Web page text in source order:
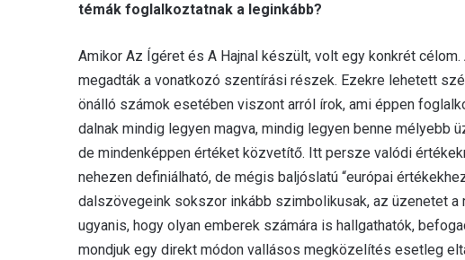
témák foglalkoztatnak a leginkább?
Amikor Az Ígéret és A Hajnal készült, volt egy konkrét
megadták a vonatkozó szentírási részek. Ezekre lehetett
önálló számok esetében viszont arról írok, ami éppen
dalnak mindig legyen magva, mindig legyen benne mélyebb
de mindenképpen értéket közvetítő. Itt persze valódi
nehezen definiálható, de mégis baljóslatú “európai
dalszövegeink sokszor inkább szimbolikusak, az üzenetet
ugyanis, hogy olyan emberek számára is hallgathatók,
mondjuk egy direkt módon vallásos megközelítés esetleg